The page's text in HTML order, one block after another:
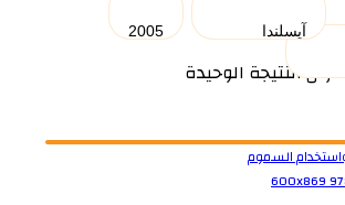
عرض النتيجة الوحيدة